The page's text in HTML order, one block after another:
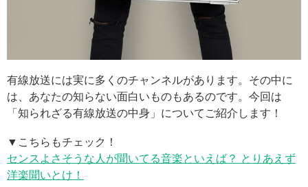
有線放送には実に多くのチャンネルがあります。その中に
は、あなたの知らない面白いものもあるのです。今回は
「知られざる有線放送の中身」についてご紹介します！
▼こちらもチェック！
センスよさそうな人が聞いてる音楽といえば？ とりあえず
洋楽聞いとけ！